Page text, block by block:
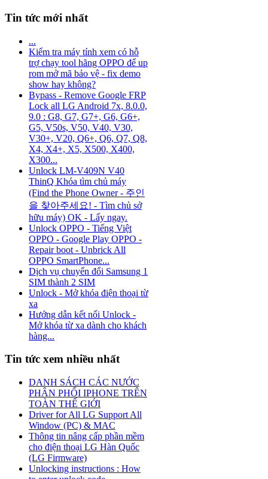
Tin tức mới nhất
...
Kiểm tra máy tính xem có hỗ
trợ chạy tool hãng OPPO để up
rom mở mã bảo vệ - fix demo
show hay không?
Bypass - Remove Google FRP
Lock all LG Android 7x, 8.0.0,
9.0 : G8, G7, G7+, G6, G6+,
G5, V50s, V50, V40, V30,
V30+, V20, Q6+, Q6, Q7, Q8,
X4, X4+, X5, X500, X400,
X300...
Unlock LM-V409N V40
ThinQ Khóa tìm chủ máy
(Find the Phone Owner - 주인
을 찾아주세요! - Tìm chủ sở
hữu máy) OK - Lấy ngay.
Unlock OPPO - Tiếng Việt
OPPO - Google Play OPPO -
Repair boot - Unbrick All
OPPO SmartPhone...
Dịch vụ chuyển đổi Samsung 1
SIM thành 2 SIM
Unlock - Mở khóa điện thoại từ
xa
Hướng dẫn kết nối Unlock -
Mở khóa từ xa dành cho khách
hàng...
Tin tức xem nhiều nhất
DANH SÁCH CÁC NƯỚC
PHÂN PHỐI IPHONE TRÊN
TOÀN THẾ GIỚI
Driver for All LG Support All
Window (PC) & MAC
Thông tin nâng cấp phần mềm
cho điện thoại LG Hàn Quốc
(LG Firmware)
Unlocking instructions : How